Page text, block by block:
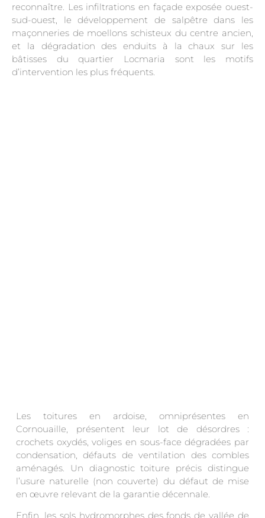
reconnaître. Les infiltrations en façade exposée ouest-
sud-ouest, le développement de salpêtre dans les
maçonneries de moellons schisteux du centre ancien,
et la dégradation des enduits à la chaux sur les
bâtisses du quartier Locmaria sont les motifs
d’intervention les plus fréquents.
Les toitures en ardoise, omniprésentes en
Cornouaille, présentent leur lot de désordres :
crochets oxydés, voliges en sous-face dégradées par
condensation, défauts de ventilation des combles
aménagés. Un diagnostic toiture précis distingue
l’usure naturelle (non couverte) du défaut de mise
en œuvre relevant de la garantie décennale.
Enfin, les sols hydromorphes des fonds de vallée de